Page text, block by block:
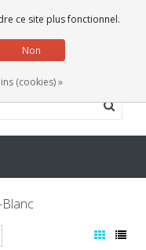
0 Articles
ce site plus fonctionnel.
Non
(cookies) »